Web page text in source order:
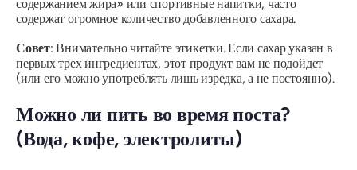
содержанием жира» или спортивные напитки, часто
содержат огромное количество добавленного сахара.
Совет: Внимательно читайте этикетки. Если сахар указан в
первых трех ингредиентах, этот продукт вам не подойдет
(или его можно употреблять лишь изредка, а не постоянно).
Можно ли пить во время поста?
(Вода, кофе, электролиты)